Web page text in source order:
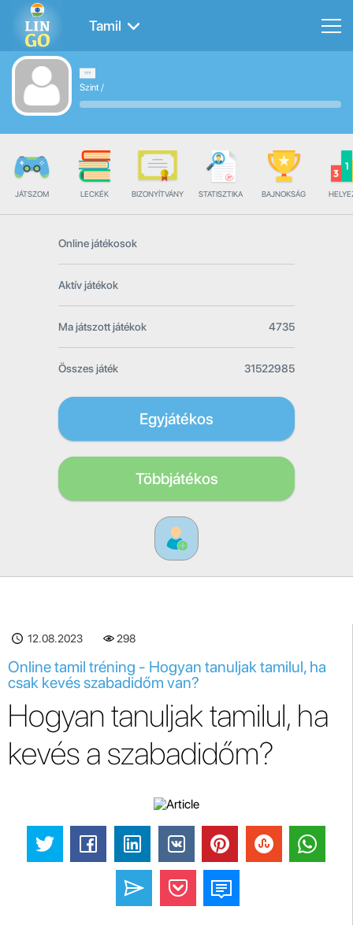
Tamil
Szint/
JÁTSZOM LECKÉK BIZONYÍTVÁNY STATISZTIKA BAJNOKSÁG
Online játékosok
Aktív játékok
Ma játszott játékok 4735
Összes játék 31522985
Egyjátékos
Többjátékos
12.08.2023 298
Online tamil tréning - Hogyan tanuljak tamilul, ha
csak kevés szabadidőm van?
Hogyan tanuljak tamilul, ha
kevés a szabadidőm?